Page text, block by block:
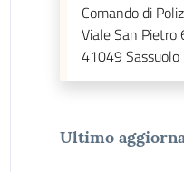
Comando di
Viale San Pietro
41049 Sassuolo
Ultimo